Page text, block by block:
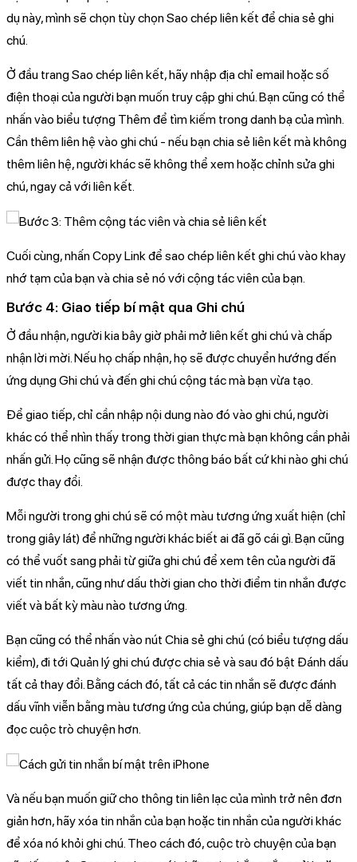
dụ này, mình sẽ chọn tùy chọn Sao chép liên kết để chia sẻ ghi
chú.
Ở đầu trang Sao chép liên kết, hãy nhập địa chỉ email hoặc số
điện thoại của người bạn muốn truy cập ghi chú. Bạn cũng có thể
nhấn vào biểu tượng Thêm để tìm kiếm trong danh bạ của mình.
Cần thêm liên hệ vào ghi chú - nếu bạn chia sẻ liên kết mà không
thêm liên hệ, người khác sẽ không thể xem hoặc chỉnh sửa ghi
chú, ngay cả với liên kết.
Cuối cùng, nhấn Copy Link để sao chép liên kết ghi chú vào khay
nhớ tạm của bạn và chia sẻ nó với cộng tác viên của bạn.
Bước 4: Giao tiếp bí mật qua Ghi chú
Ở đầu nhận, người kia bây giờ phải mở liên kết ghi chú và chấp
nhận lời mời. Nếu họ chấp nhận, họ sẽ được chuyển hướng đến
ứng dụng Ghi chú và đến ghi chú cộng tác mà bạn vừa tạo.
Để giao tiếp, chỉ cần nhập nội dung nào đó vào ghi chú, người
khác có thể nhìn thấy trong thời gian thực mà bạn không cần phải
nhấn gửi. Họ cũng sẽ nhận được thông báo bất cứ khi nào ghi chú
được thay đổi.
Mỗi người trong ghi chú sẽ có một màu tương ứng xuất hiện (chỉ
trong giây lát) để những người khác biết ai đã gõ cái gì. Bạn cũng
có thể vuốt sang phải từ giữa ghi chú để xem tên của người đã
viết tin nhắn, cũng như dấu thời gian cho thời điểm tin nhắn được
viết và bất kỳ màu nào tương ứng.
Bạn cũng có thể nhấn vào nút Chia sẻ ghi chú (có biểu tượng dấu
kiểm), đi tới Quản lý ghi chú được chia sẻ và sau đó bật Đánh dấu
tất cả thay đổi. Bằng cách đó, tất cả các tin nhắn sẽ được đánh
dấu vĩnh viễn bằng màu tương ứng của chúng, giúp bạn dễ dàng
đọc cuộc trò chuyện hơn.
Và nếu bạn muốn giữ cho thông tin liên lạc của mình trở nên đơn
giản hơn, hãy xóa tin nhắn của bạn hoặc tin nhắn của người khác
để xóa nó khỏi ghi chú. Theo cách đó, cuộc trò chuyện của bạn